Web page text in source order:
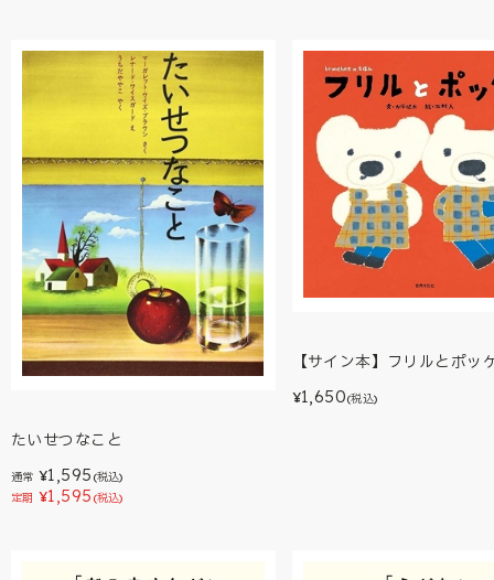
たいせつなこと
通常 ¥1,595 (税込)
定期 ¥1,595 (税込)
【サイン本】フリルとポッ
¥1,650(税込)